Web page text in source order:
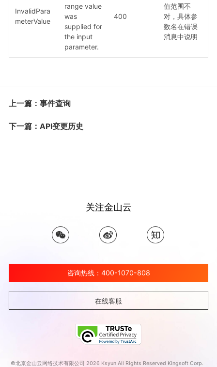
InvalidPara
meterValue
range value
was
supplied for
the input
parameter.
400
值范围不
对，具体参
数名在错误
消息中说明
上一篇：事件查询
下一篇：API变更历史
关注金山云
咨询热线：400-1070-808
在线客服
©北京金山云网络技术有限公司 2026 Ksyun All Rights Reserved Kingsoft Corp.